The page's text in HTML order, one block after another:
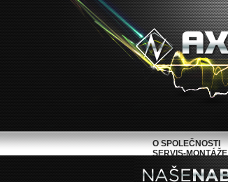
O SPOLEČNOSTI
SERVIS-MONTÁŽE